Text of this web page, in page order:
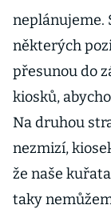
neplánujeme.
některých
přesunou do
kiosků,
Na druhou
nezmizí,
že naše
taky